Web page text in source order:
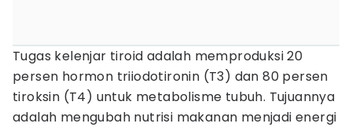
Tugas kelenjar tiroid adalah memproduksi 20
persen hormon triiodotironin (T3) dan 80 persen
tiroksin (T4) untuk metabolisme tubuh. Tujuannya
adalah mengubah nutrisi makanan menjadi energi